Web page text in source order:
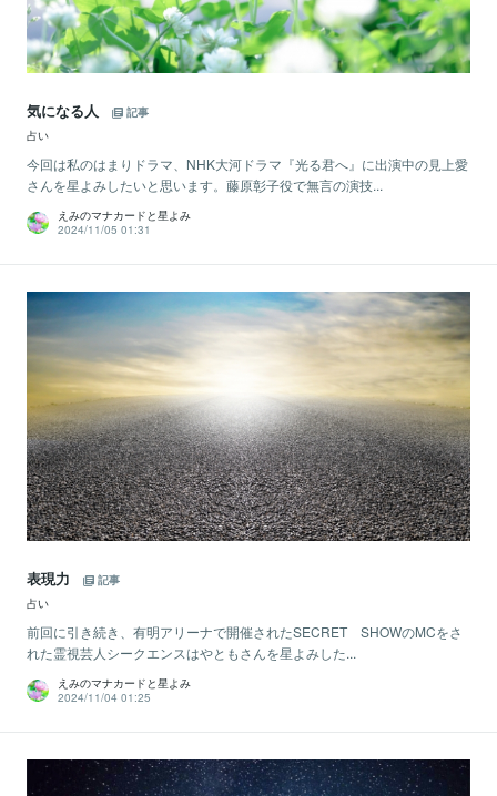
気になる人
記事
占い
今回は私のはまりドラマ、NHK大河ドラマ『光る君へ』に出演中の見上愛
さんを星よみしたいと思います。藤原彰子役で無言の演技...
えみのマナカードと星よみ
2024/11/05 01:31
表現力
記事
占い
前回に引き続き、有明アリーナで開催されたSECRET SHOWのMCをさ
れた霊視芸人シークエンスはやともさんを星よみした...
えみのマナカードと星よみ
2024/11/04 01:25